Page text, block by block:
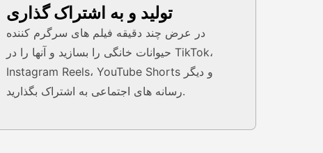
تولید و به اشتراک گذاری
در عرض چند دقیقه فیلم های سرگرم کننده
حیوانات خانگی را بسازید و آنها را در TikTok،
Instagram Reels، YouTube Shorts و دیگر
رسانه های اجتماعی به اشتراک بگذارید.